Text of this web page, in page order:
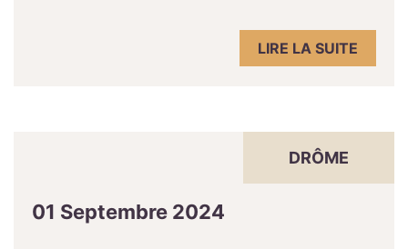
LIRE LA SUITE
DRÔME
01 Septembre 2024